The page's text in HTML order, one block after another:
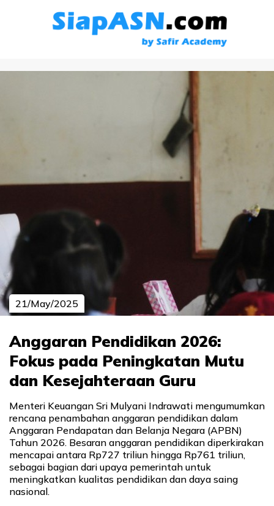
21/May/2025
Anggaran Pendidikan 2026:
Fokus pada Peningkatan Mutu
dan Kesejahteraan Guru
Menteri Keuangan Sri Mulyani Indrawati mengumumkan
rencana penambahan anggaran pendidikan dalam
Anggaran Pendapatan dan Belanja Negara (APBN)
Tahun 2026. Besaran anggaran pendidikan diperkirakan
mencapai antara Rp727 triliun hingga Rp761 triliun,
sebagai bagian dari upaya pemerintah untuk
meningkatkan kualitas pendidikan dan daya saing
nasional.